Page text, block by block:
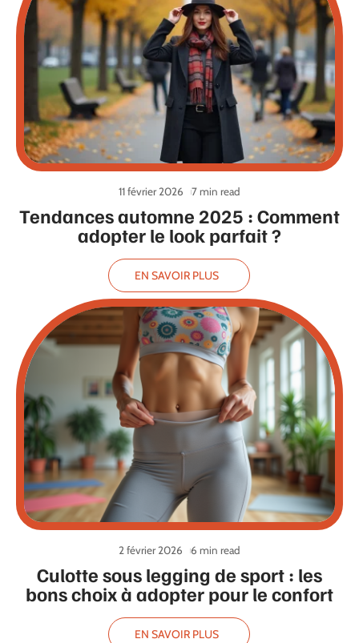
Tendances automne 2025 : Comment
adopter le look parfait ?
11 février 2026 7 min read
EN SAVOIR PLUS
Culotte sous legging de sport : les
bons choix à adopter pour le confort
2 février 2026 6 min read
EN SAVOIR PLUS